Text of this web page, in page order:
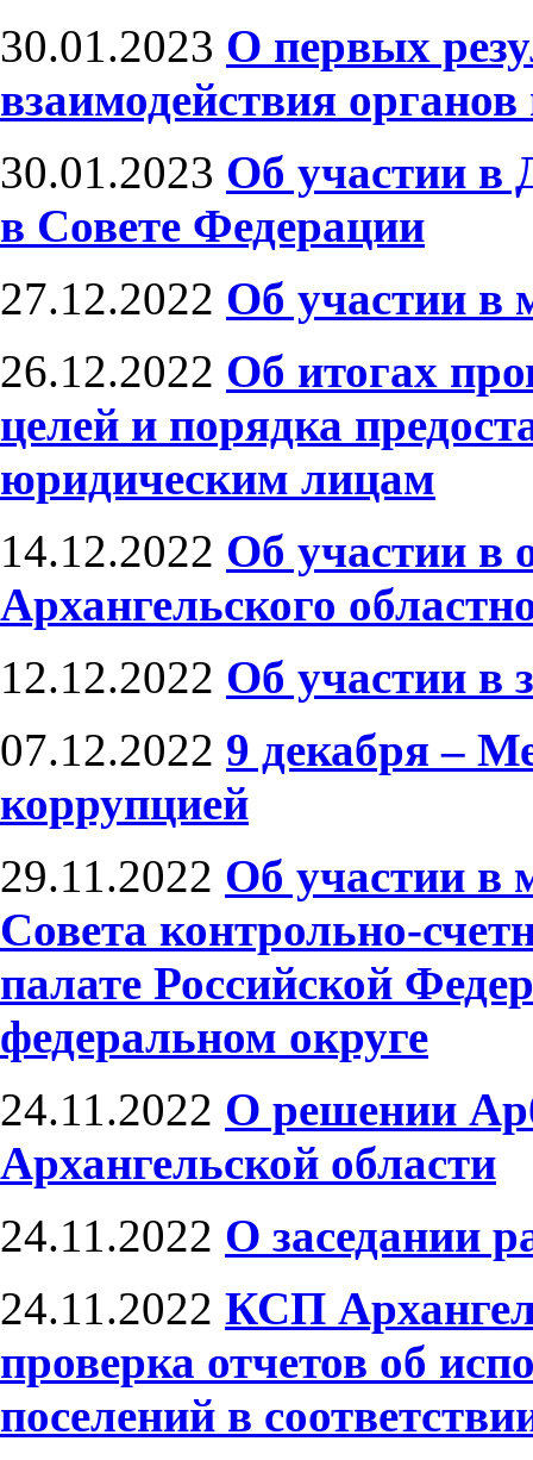
30.01.2023 О первых
взаимодействия
30.01.2023 Об участии в
в Совете Федерации
27.12.2022 Об участии в
26.12.2022 Об итогах
целей и порядка
юридическим лицам
14.12.2022 Об участии в
Архангельского
12.12.2022 Об участии в
07.12.2022 9 декабря –
коррупцией
29.11.2022 Об участии в
Совета контрольно-
палате Российской
федеральном округе
24.11.2022 О решении
Архангельской области
24.11.2022 О заседании
24.11.2022 КСП
проверка отчетов об
поселений в